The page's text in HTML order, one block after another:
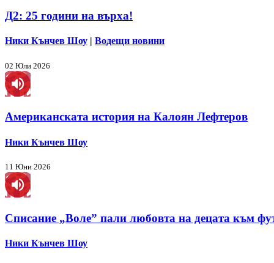
Д2: 25 години на върха!
Ники Кънчев Шоу | Водещи новини
02 Юли 2026
Американската история на Калоян Лефтеров
Ники Кънчев Шоу
11 Юни 2026
Списание „Воле” пали любовта на децата към
Ники Кънчев Шоу